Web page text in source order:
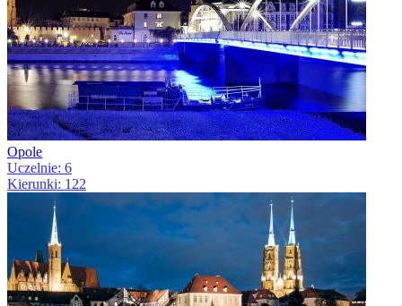
Opole
Uczelnie: 6
Kierunki: 122